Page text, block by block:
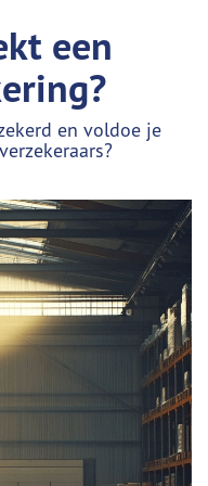
een
en voldoe je